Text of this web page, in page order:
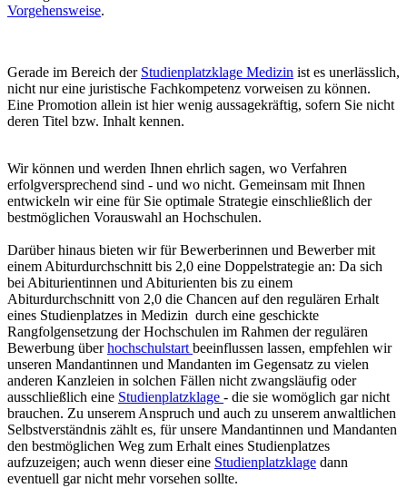
Vorgehensweise.
Gerade im Bereich der Studienplatzklage Medizin ist es unerlässlich,
nicht nur eine juristische Fachkompetenz vorweisen zu können.
Eine Promotion allein ist hier wenig aussagekräftig, sofern Sie nicht
deren Titel bzw. Inhalt kennen.
Wir können und werden Ihnen ehrlich sagen, wo Verfahren
erfolgversprechend sind - und wo nicht. Gemeinsam mit Ihnen
entwickeln wir eine für Sie optimale Strategie einschließlich der
bestmöglichen Vorauswahl an Hochschulen.
Darüber hinaus bieten wir für Bewerberinnen und Bewerber mit
einem Abiturdurchschnitt bis 2,0 eine Doppelstrategie an: Da sich
bei Abiturientinnen und Abiturienten bis zu einem
Abiturdurchschnitt von 2,0 die Chancen auf den regulären Erhalt
eines Studienplatzes in Medizin durch eine geschickte
Rangfolgensetzung der Hochschulen im Rahmen der regulären
Bewerbung überhochschulstartbeeinflussen lassen, empfehlen wir
unseren Mandantinnen und Mandanten im Gegensatz zu vielen
anderen Kanzleien in solchen Fällen nicht zwangsläufig oder
ausschließlich eine Studienplatzklage - die sie womöglich gar nicht
brauchen. Zu unserem Anspruch und auch zu unserem anwaltlichen
Selbstverständnis zählt es, für unsere Mandantinnen und Mandanten
den bestmöglichen Weg zum Erhalt eines Studienplatzes
aufzuzeigen; auch wenn dieser eine Studienplatzklage dann
eventuell gar nicht mehr vorsehen sollte.